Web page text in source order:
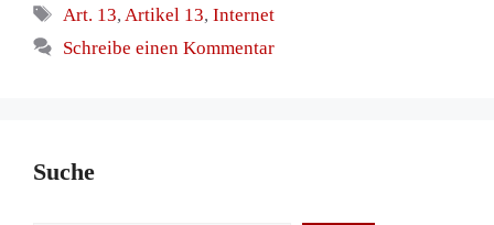
Schlagwörter
Art. 13,Artikel 13,Internet
Schreibe einen Kommentar
Suche